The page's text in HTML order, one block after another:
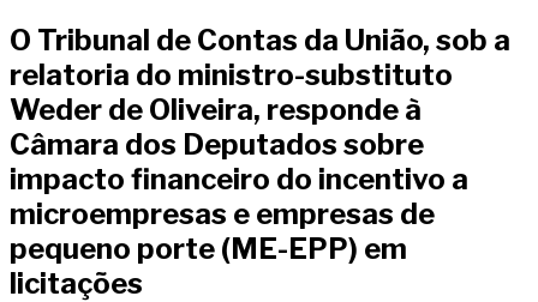
O Tribunal de Contas da União, sob a
relatoria do ministro-substituto
Weder de Oliveira, responde à
Câmara dos Deputados sobre
impacto financeiro do incentivo a
microempresas e empresas de
pequeno porte (ME-EPP) em
licitações